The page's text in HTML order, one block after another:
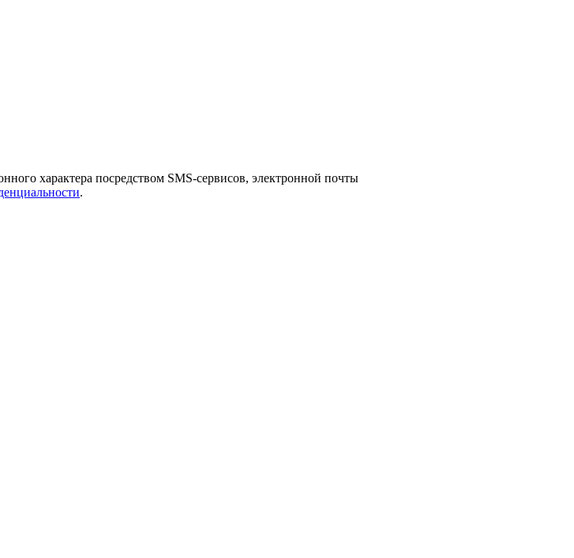
характера посредством SMS-сервисов, электронной почты
.